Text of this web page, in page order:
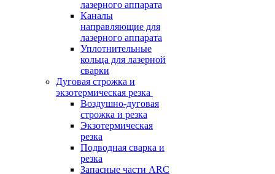
лазерного аппарата
Каналы
направляющие для
лазерного аппарата
Уплотнительные
кольца для лазерной
сварки
Дуговая строжка и
экзотермическая резка
Воздушно-дуговая
строжка и резка
Экзотермическая
резка
Подводная сварка и
резка
Запасные части ARC